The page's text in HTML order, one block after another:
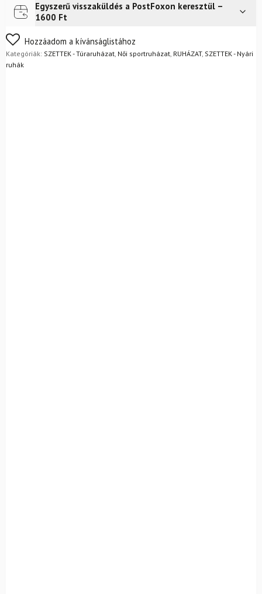
női
harisnyanadrág
Cinder
szett
mennyiség
Futár a címreIngyenes
FoxPost
Egyszerű visszaküldés a PostFoxon keresztül –
1600 Ft
Nem biztos a választásában? Semmi gond – a terméket
egyszerűen visszaküldheti 14 napon belül, indoklás nélkül.
Mik a visszaküldés feltételei?
Hozzáadom a kívánságlistához
Kategóriák: SZETTEK - Túraruházat, Női sportruházat, RUHÁZAT, SZETTEK - Nyári
ruhák